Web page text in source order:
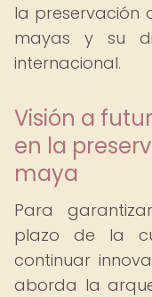
la preservación
mayas y su
internacional.
Visión a
en la
maya
Para
plazo de la
continuar
aborda la